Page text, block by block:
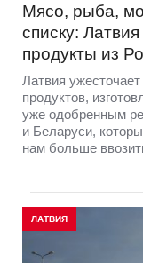
Мясо, рыба,
списку:
продукты из
Латвия
продуктов,
уже одобренным
и Беларуси,
нам больше
ЛАТВИЯ